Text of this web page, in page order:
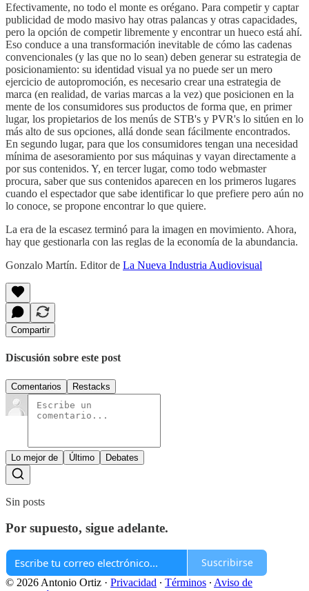
Efectivamente, no todo el monte es orégano. Para competir y captar
publicidad de modo masivo hay otras palancas y otras capacidades,
pero la opción de competir libremente y encontrar un hueco está ahí.
Eso conduce a una transformación inevitable de cómo las cadenas
convencionales (y las que no lo sean) deben generar su estrategia de
posicionamiento: su identidad visual ya no puede ser un mero
ejercicio de autopromoción, es necesario crear una estrategia de
marca (en realidad, de varias marcas a la vez) que posicionen en la
mente de los consumidores sus productos de forma que, en primer
lugar, los propietarios de los menús de STB's y PVR's lo sitúen en lo
más alto de sus opciones, allá donde sean fácilmente encontrados.
En segundo lugar, para que los consumidores tengan una necesidad
mínima de asesoramiento por sus máquinas y vayan directamente a
por sus contenidos. Y, en tercer lugar, como todo webmaster
procura, saber que sus contenidos aparecen en los primeros lugares
cuando el espectador que sabe identificar lo que prefiere pero aún no
lo conoce, se propone encontrar lo que quiere.
La era de la escasez terminó para la imagen en movimiento. Ahora,
hay que gestionarla con las reglas de la economía de la abundancia.
Gonzalo Martín. Editor de La Nueva Industria Audiovisual
Compartir
Discusión sobre este post
Comentarios Restacks
Lo mejor de Último Debates
Sin posts
Por supuesto, sigue adelante.
Suscribirse
© 2026 Antonio Ortiz · Privacidad ∙ Términos ∙ Aviso de